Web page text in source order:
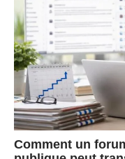
Comment un